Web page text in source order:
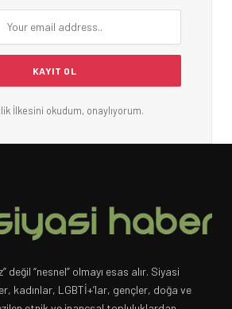
İlkesini okudum, onaylıyorum.
değil “nesnel” olmayı esas alır. Siyasi
kadınlar, LGBTİ+’lar, gençler, doğa ve